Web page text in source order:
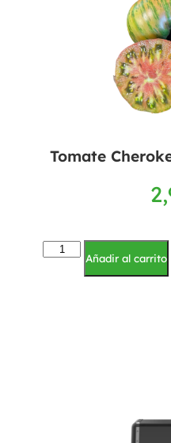
Tomate
Añadir al carrito